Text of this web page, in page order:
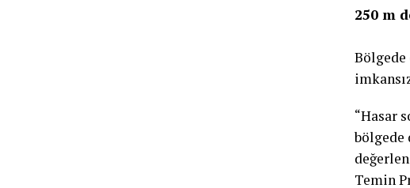
250 m
“Hasar
bölgede
Temin